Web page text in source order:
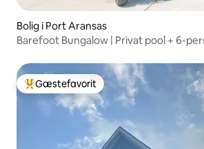
Bolig i Port Aransas
Barefoot Bungalow | Privat pool + 6-
Bedste gæstefavorit
Gæstefavorit